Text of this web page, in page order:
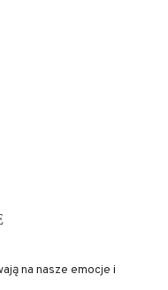
na nasze emocje i